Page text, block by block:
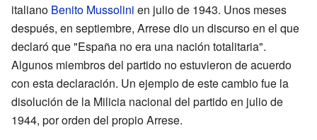
italiano Benito Mussolini en julio de 1943. Unos meses
después, en septiembre, Arrese dio un discurso en el que
declaró que "España no era una nación totalitaria".
Algunos miembros del partido no estuvieron de acuerdo
con esta declaración. Un ejemplo de este cambio fue la
disolución de la Milicia nacional del partido en julio de
1944, por orden del propio Arrese.